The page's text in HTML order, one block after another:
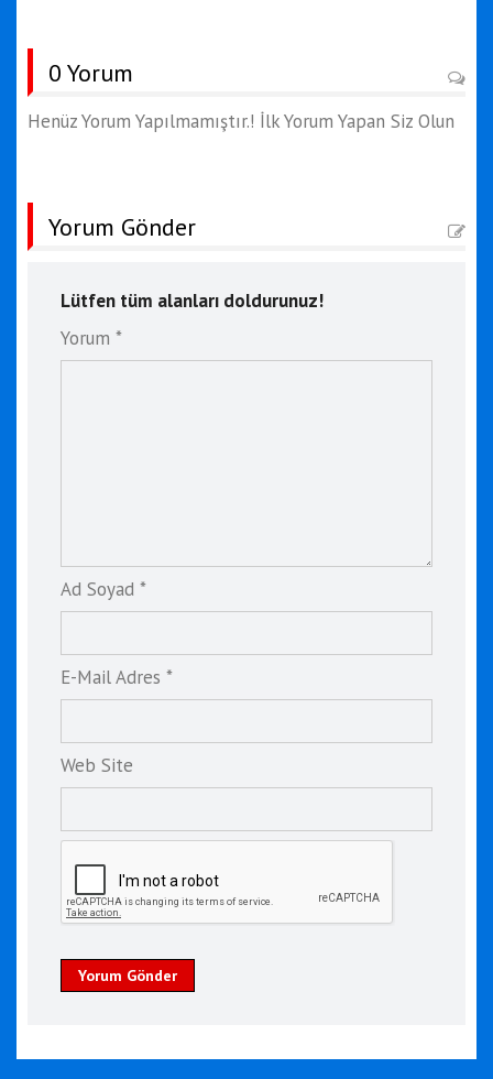
0 Yorum
Henüz Yorum Yapılmamıştır.! İlk Yorum Yapan Siz Olun
Yorum Gönder
Lütfen tüm alanları doldurunuz!
Yorum *
Ad Soyad *
E-Mail Adres *
Web Site
Yorum Gönder